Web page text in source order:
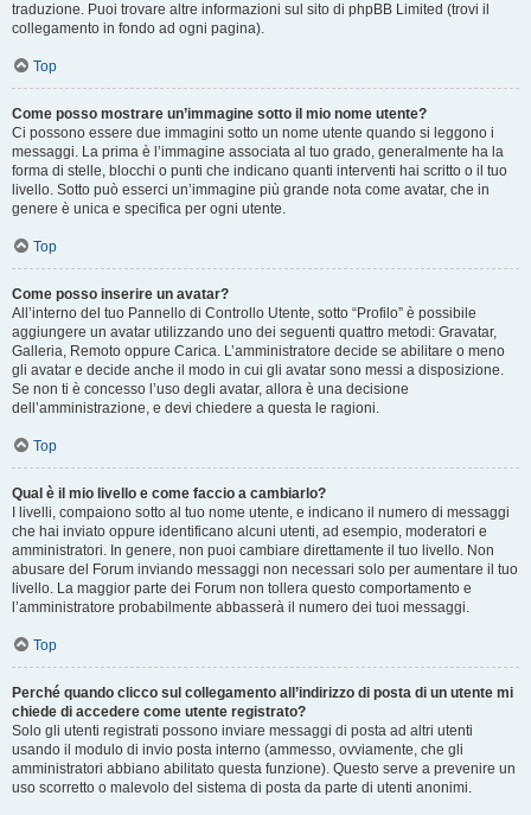
traduzione. Puoi trovare altre informazioni sul sito di phpBB Limited (trovi il
collegamento in fondo ad ogni pagina).
Top
Come posso mostrare un’immagine sotto il mio nome utente?
Ci possono essere due immagini sotto un nome utente quando si leggono i
messaggi. La prima è l’immagine associata al tuo grado, generalmente ha la
forma di stelle, blocchi o punti che indicano quanti interventi hai scritto o il tuo
livello. Sotto può esserci un’immagine più grande nota come avatar, che in
genere è unica e specifica per ogni utente.
Top
Come posso inserire un avatar?
All’interno del tuo Pannello di Controllo Utente, sotto “Profilo” è possibile
aggiungere un avatar utilizzando uno dei seguenti quattro metodi: Gravatar,
Galleria, Remoto oppure Carica. L’amministratore decide se abilitare o meno
gli avatar e decide anche il modo in cui gli avatar sono messi a disposizione.
Se non ti è concesso l’uso degli avatar, allora è una decisione
dell’amministrazione, e devi chiedere a questa le ragioni.
Top
Qual è il mio livello e come faccio a cambiarlo?
I livelli, compaiono sotto al tuo nome utente, e indicano il numero di messaggi
che hai inviato oppure identificano alcuni utenti, ad esempio, moderatori e
amministratori. In genere, non puoi cambiare direttamente il tuo livello. Non
abusare del Forum inviando messaggi non necessari solo per aumentare il tuo
livello. La maggior parte dei Forum non tollera questo comportamento e
l’amministratore probabilmente abbasserà il numero dei tuoi messaggi.
Top
Perché quando clicco sul collegamento all’indirizzo di posta di un utente mi
chiede di accedere come utente registrato?
Solo gli utenti registrati possono inviare messaggi di posta ad altri utenti
usando il modulo di invio posta interno (ammesso, ovviamente, che gli
amministratori abbiano abilitato questa funzione). Questo serve a prevenire un
uso scorretto o malevolo del sistema di posta da parte di utenti anonimi.